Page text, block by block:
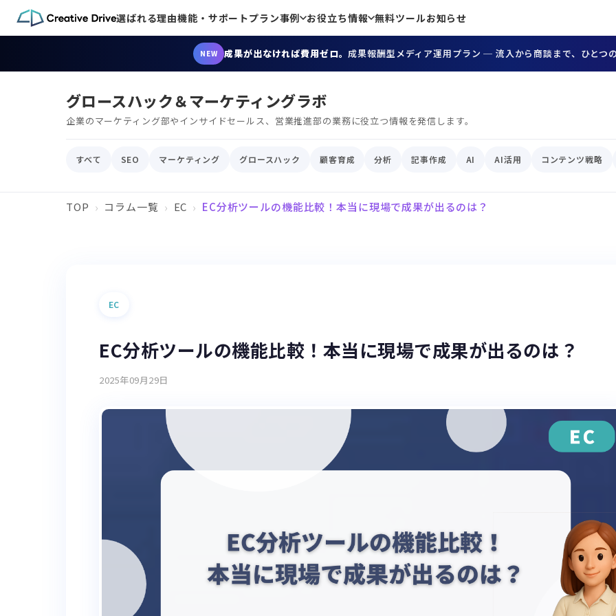
NEW 成果が出なければ費用ゼロ。成果報酬型メディア運用プラン ─ 流入から商談まで、ひとつ
選ばれる理由機能・サポートプラン事例 お役立ち情報 無料ツールお知らせ
グロースハック＆マーケティングラボ
企業のマーケティング部やインサイドセールス、営業推進部の業務に役立つ情報を発信します。
すべて SEO マーケティング グロースハック 顧客育成 分析 記事作成 AI AI活用 コンテンツ戦略
TOP コラム一覧 EC EC分析ツールの機能比較！本当に現場で成果が出るのは？
EC
EC分析ツールの機能比較！本当に現場で成果が出るのは？
2025年09月29日